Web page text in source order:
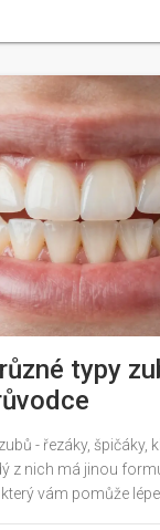
typy
- řezáky, špičáky,
z nich má jinou
vám pomůže lépe